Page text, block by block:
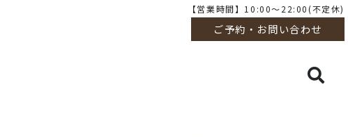
【営業時間】10:00～22:00(不定休)
ご予約・お問い合わせ